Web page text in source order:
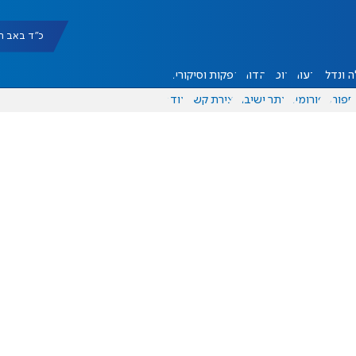
כ"ד באב תשפ"ו
ונדל"ן דעות אוכל יהדות הפקות וסיקורים
ספורט פורומים אתר ישיבה יצירת קשר עוד